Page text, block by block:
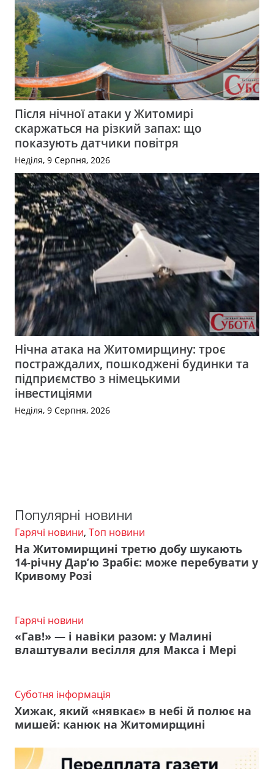
Після нічної атаки у Житомирі
скаржаться на різкий запах: що
показують датчики повітря
Неділя, 9 Серпня, 2026
Нічна атака на Житомирщину: троє
постраждалих, пошкоджені будинки та
підприємство з німецькими
інвестиціями
Неділя, 9 Серпня, 2026
Популярні новини
Гарячі новини, Топ новини
На Житомирщині третю добу шукають
14-річну Дар’ю Зрабіє: може перебувати у
Кривому Розі
Гарячі новини
«Гав!» — і навіки разом: у Малині
влаштували весілля для Макса і Мері
Суботня інформація
Хижак, який «нявкає» в небі й полює на
мишей: канюк на Житомирщині